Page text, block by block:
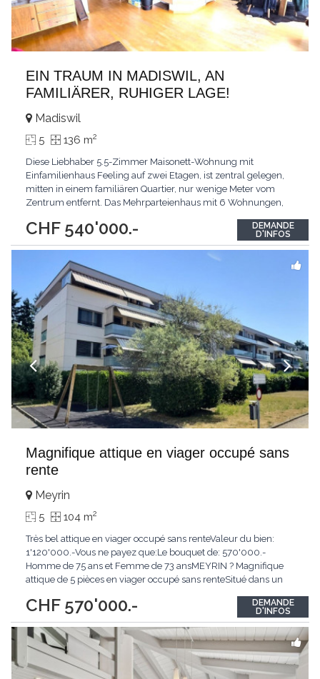
EIN TRAUM IN MADISWIL, AN
FAMILIÄRER, RUHIGER LAGE!
CHF 540'000.-
Madiswil
5 136 m2
Diese Liebhaber 5.5-Zimmer Maisonett-Wohnung mit
Einfamilienhaus Feeling auf zwei Etagen, ist zentral gelegen,
mitten in einem familiären Quartier, nur wenige Meter vom
Zentrum entfernt. Das Mehrparteienhaus mit 6 Wohnungen,
die das ruhige Quartier ausstrahlt. Die grosszügige Liebhaber
Wohnung mit Parkett und Keramikplatten, romantischem...
DEMANDE
D'INFOS
Magnifique attique en viager occupé sans
rente
CHF 570'000.-
Meyrin
5 104 m2
Très bel attique en viager occupé sans renteValeur du bien:
1'120'000.-Vous ne payez que:Le bouquet de: 570'000.-
Homme de 75 ans et Femme de 73 ansMEYRIN ? Magnifique
attique de 5 pièces en viager occupé sans renteSitué dans un
5 pièces offre un cadre de vie agréable, à proximité immédiate
des commerces, des écoles, des transports...
DEMANDE
D'INFOS